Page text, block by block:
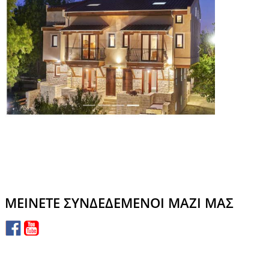
ΜΕΊΝΕΤΕ ΣΥΝΔΕΔΕΜΈΝΟΙ ΜΑΖΊ ΜΑΣ